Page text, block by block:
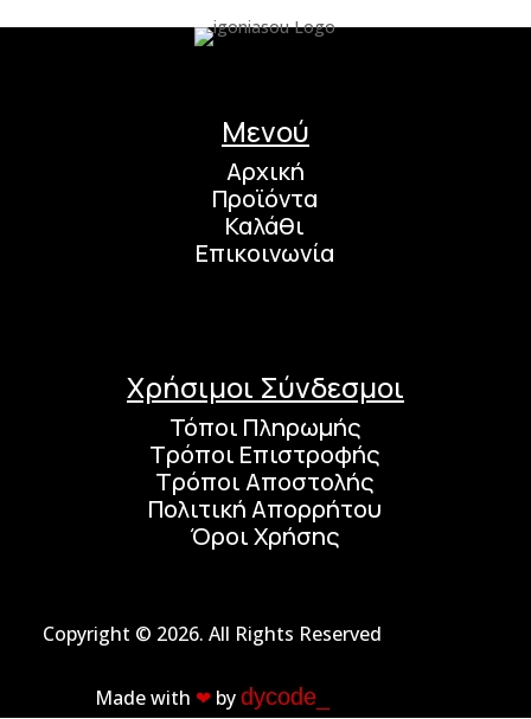
Μενού
Αρχική
Προϊόντα
Καλάθι
Επικοινωνία
Χρήσιμοι Σύνδεσμοι
Τόποι Πληρωμής
Τρόποι Επιστροφής
Τρόποι Αποστολής
Πολιτική Απορρήτου
Όροι Χρήσης
Copyright © 2026. All Rights Reserved
Made with ❤︎ bydycode_